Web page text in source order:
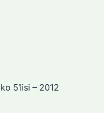
5’lisi – 2012